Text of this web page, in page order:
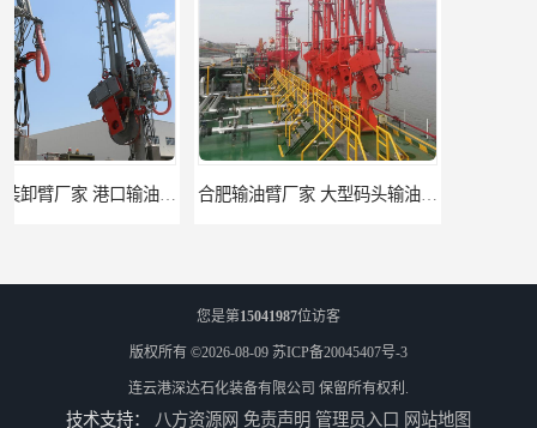
合肥输油臂厂家 大型码头输油臂 输油臂安装
您是第15041987位访客
版权所有 ©2026-08-09 苏ICP备20045407号-3
连云港深达石化装备有限公司 保留所有权利.
技术支持： 八方资源网 免责声明 管理员入口 网站地图